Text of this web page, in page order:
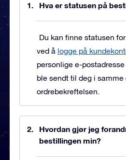
Hva er statusen på
Du kan finne statusen
ved å logge på
personlige e-
ble sendt til deg i samme
ordrebekreftelsen.
Hvordan gjør jeg
bestillingen min?